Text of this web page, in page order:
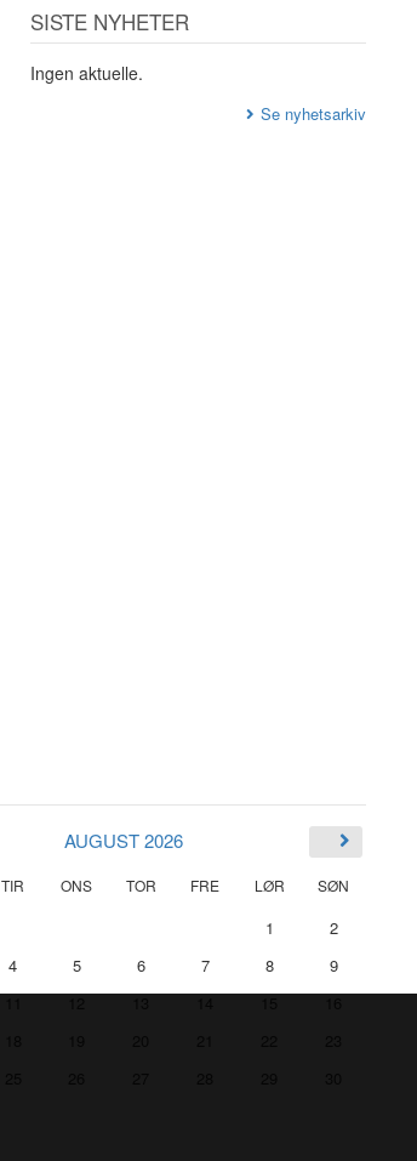
SISTE NYHETER
Ingen aktuelle.
Se nyhetsarkiv
AUGUST 2026
TIR ONS TOR FRE LØR SØN
1
2
4 5 6 7 8
9